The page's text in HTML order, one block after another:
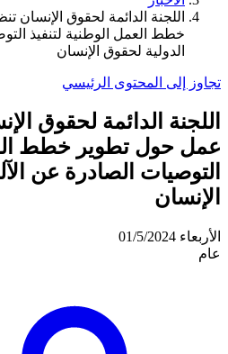
اللجنة الدائمة لحقوق
خطط العمل الوطنية لتنفيذ
الدولية لحقوق الإنسان
تجاوز إلى المحتوى الرئيسي
اللجنة الدائمة لحقوق
عمل حول تطوير خطط
التوصيات الصادرة عن
الإنسان
الأربعاء 01/5/2024
عام